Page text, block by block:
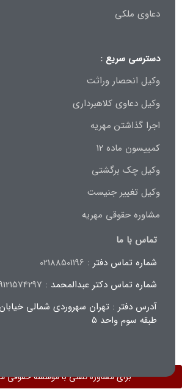
برای مشاوره تلفنی با موسسه حقوقی
دعاوی ملکی
دسترسی سریع :
وکیل انحصار وراثت
وکیل دعاوی کلاهبرداری
اجرا گذاشتن مهریه
کمییسون ماده 12
وکیل چک برگشتی
وکیل تغییر جنیست
مشاوره حقوقی مهریه
تماس با ما
شماره تماس دفتر : 02188501196
شماره تماس دکتر عبدالمحمد :
طبقه سوم واحد ۵